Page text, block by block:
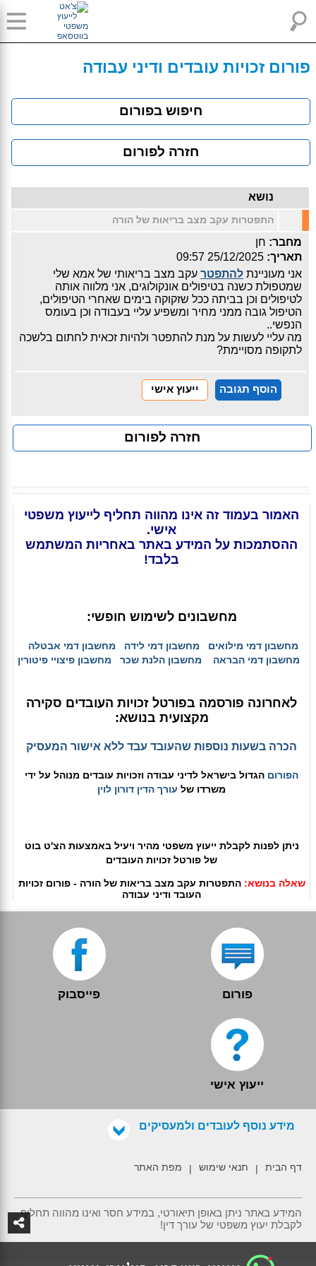
פורום זכויות עובדים ודיני עבודה
חיפוש בפורום
חזרה לפורום
נושא
התפטרות עקב מצב בריאות של הורה
מחבר: חן
תאריך: 25/12/2025 09:57
אני מעוניינתלהתפטר עקב מצב בריאותי של אמא שלי
שמטפולת כשנה בטיפולים אונקולוגים, אני מלווה אותה
לטיפולים וכן בביתה ככל שזקוקה בימים שאחרי הטיפולים,
הטיפול גובה ממני מחיר ומשפיע עליי בעבודה וכן בעומס
הנפשי..
מה עליי לעשות על מנת להתפטר ולהיות זכאית לחתום בלשכה
לתקופה מסויימת?
הוסף תגובה ייעוץ אישי
חזרה לפורום
האמור בעמוד זה אינו מהווה תחליף לייעוץ משפטי
אישי.
ההסתמכות על המידע באתר באחריות המשתמש
בלבד!
מחשבונים לשימוש חופשי:
מחשבון דמי מילואים מחשבון דמי לידה
מחשבון דמי אבטלה
מחשבון דמי הבראה
מחשבון הלנת שכר מחשבון פיצויי פיטורין
לאחרונה פורסמה בפורטל זכויות העובדים סקירה
מקצועית בנושא:
הכרה בשעות נוספות שהעובד עבד ללא אישור המעסיק
הפורום הגדול בישראל לדיני עבודה וזכויות עובדים מנוהל על ידי
משרדו של עורך הדין דורון לוין
ניתן לפנות לקבלת ייעוץ משפטי מהיר ויעיל באמצעות הצ'ט בוט
של פורטל זכויות העובדים
שאלה בנושא: התפטרות עקב מצב בריאות של הורה - פורום זכויות
העובד ודיני עבודה
פורום פייסבוק
ייעוץ אישי
מידע נוסף לעובדים ולמעסיקים
דף הבית | תנאי שימוש | מפת האתר
המידע באתר ניתן באופן תיאורטי, במידע חסר ואינו מהווה תחליף
לקבלת יעוץ משפטי של עורך דין!